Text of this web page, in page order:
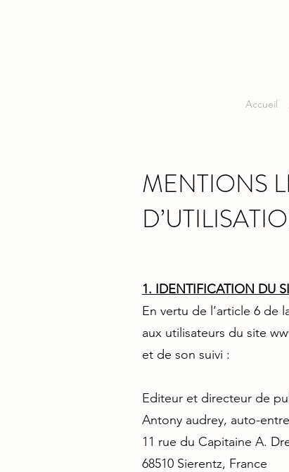
Accueil
MENTIONS
1. IDENTIFICATION DU
En vertu de l’article 6 de
aux utilisateurs du site
et de son suivi :
Editeur et directeur de
Antony audrey, auto-
11 rue du Capitaine A.
68510 Sierentz, France